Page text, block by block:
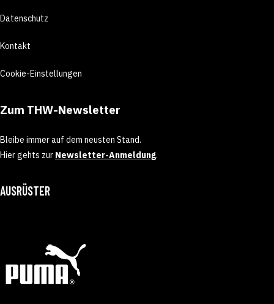
Datenschutz
Kontakt
Cookie-Einstellungen
Zum THW-Newsletter
Bleibe immer auf dem neusten Stand.
Hier gehts zur Newsletter-Anmeldung.
AUSRÜSTER